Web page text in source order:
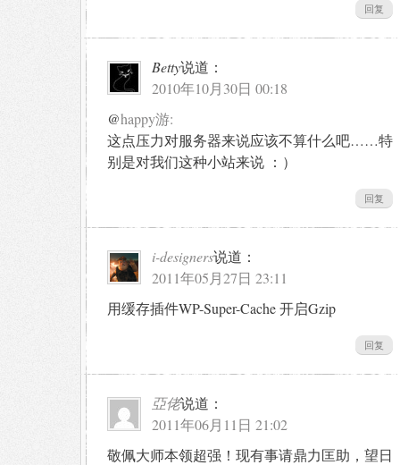
回复
Betty说道：
2010年10月30日 00:18
@happy游:
这点压力对服务器来说应该不算什么吧……特
别是对我们这种小站来说 ：）
回复
i-designers说道：
2011年05月27日 23:11
用缓存插件WP-Super-Cache 开启Gzip
回复
亞佬说道：
2011年06月11日 21:02
敬佩大师本领超强！现有事请鼎力匡助，望日